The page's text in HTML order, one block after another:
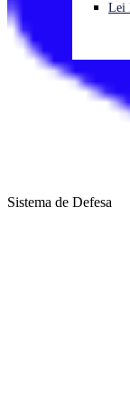
Lei
Sistema de Defesa